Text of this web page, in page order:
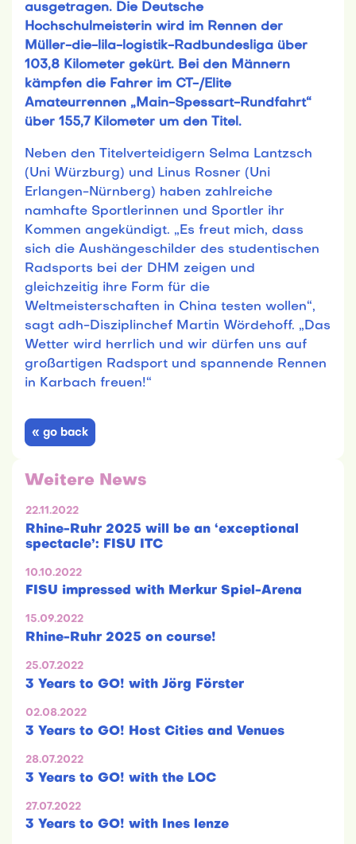
ausgetragen. Die Deutsche
Hochschulmeisterin wird im Rennen der
Müller-die-lila-logistik-Radbundesliga über
103,8 Kilometer gekürt. Bei den Männern
kämpfen die Fahrer im CT-/Elite
Amateurrennen „Main-Spessart-Rundfahrt“
über 155,7 Kilometer um den Titel.
Neben den Titelverteidigern Selma Lantzsch
(Uni Würzburg) und Linus Rosner (Uni
Erlangen-Nürnberg) haben zahlreiche
namhafte Sportlerinnen und Sportler ihr
Kommen angekündigt. „Es freut mich, dass
sich die Aushängeschilder des studentischen
Radsports bei der DHM zeigen und
gleichzeitig ihre Form für die
Weltmeisterschaften in China testen wollen“,
sagt adh-Disziplinchef Martin Wördehoff. „Das
Wetter wird herrlich und wir dürfen uns auf
großartigen Radsport und spannende Rennen
in Karbach freuen!“
« go back
Weitere News
22.11.2022
Rhine-Ruhr 2025 will be an ‘exceptional
spectacle’: FISU ITC
10.10.2022
FISU impressed with Merkur Spiel-Arena
15.09.2022
Rhine-Ruhr 2025 on course!
25.07.2022
3 Years to GO! with Jörg Förster
02.08.2022
3 Years to GO! Host Cities and Venues
28.07.2022
3 Years to GO! with the LOC
27.07.2022
3 Years to GO! with Ines lenze